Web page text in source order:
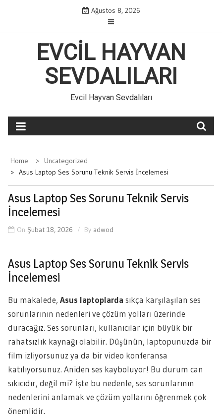
content
Ağustos 8, 2026
EVCIL HAYVAN
SEVDALILARI
Evcil Hayvan Sevdalıları
Home
Uncategorized
Asus Laptop Ses Sorunu Teknik Servis İncelemesi
Asus Laptop Ses Sorunu Teknik Servis
İncelemesi
On Şubat 18, 2026 By adwod
Asus Laptop Ses Sorunu Teknik Servis
İncelemesi
Bu makalede, Asus laptoplarda sıkça karşılaşılan ses
sorunlarının nedenleri ve çözüm yolları üzerinde
duracağız. Ses sorunları, kullanıcılar için büyük bir
rahatsızlık kaynağı olabilir. Düşünün, laptopunuzda bir
film izliyorsunuz ya da bir video konferansa
katılıyorsunuz. Aniden ses kayboluyor! Bu durum can
sıkıcıdır, değil mi? İşte bu nedenle, ses sorunlarının
nedenlerini anlamak ve çözüm yollarını öğrenmek çok
önemlidir.